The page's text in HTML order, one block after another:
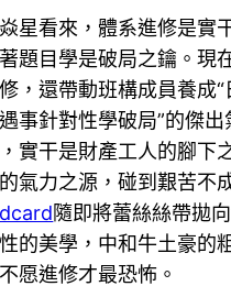
星看來，體系進修是實
題目學是破局之鑰。現
，還帶動班構成員養成“
事針對性學破局”的傑出
實干是財產工人的腳下
氣力之源，碰到艱苦不
隨即將蕾絲絲帶拋
的美學，中和牛土豪的
愿進修才最恐怖。